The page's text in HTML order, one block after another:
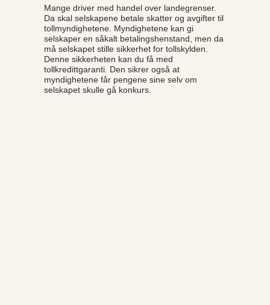
Mange driver med handel over landegrenser.
Da skal selskapene betale skatter og avgifter til
tollmyndighetene. Myndighetene kan gi
selskaper en såkalt betalingshenstand, men da
må selskapet stille sikkerhet for tollskylden.
Denne sikkerheten kan du få med
tollkredittgaranti. Den sikrer også at
myndighetene får pengene sine selv om
selskapet skulle gå konkurs.